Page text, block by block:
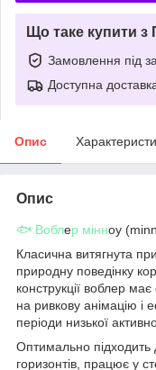
Що таке купити з
Замовлення під
Доступна
Опис
Опис
🐟 Воблер мінноу
Класична витягнута
природну поведінку
конструкції воблер
на ривкову анімацію і
періоди низької
Оптимально підходить
горизонтів, працює у